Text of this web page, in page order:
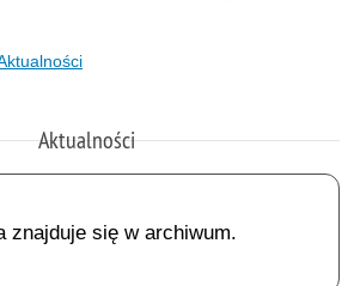
Aktualności
znajduje się w archiwum.